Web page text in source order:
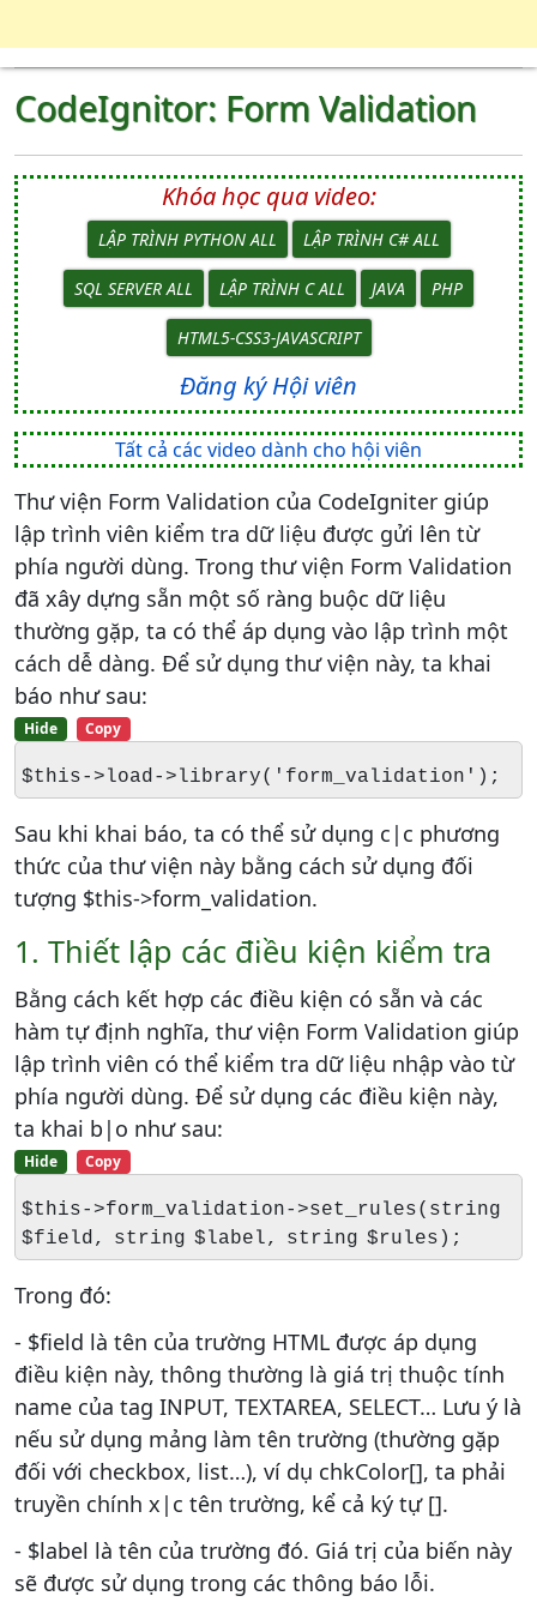
CodeIgnitor: Form Validation
Khóa học qua video:
LẬP TRÌNH PYTHON ALL LẬP TRÌNH C# ALL
SQL SERVER ALL LẬP TRÌNH C ALL JAVA PHP
HTML5-CSS3-JAVASCRIPT
Đăng ký Hội viên
Tất cả các video dành cho hội viên
Thư viện Form Validation của CodeIgniter giúp
lập trình viên kiểm tra dữ liệu được gửi lên từ
phía người dùng. Trong thư viện Form Validation
đã xây dựng sẵn một số ràng buộc dữ liệu
thường gặp, ta có thể áp dụng vào lập trình một
cách dễ dàng. Để sử dụng thư viện này, ta khai
báo như sau:
Hide Copy
$this->load->library('form_validation');
Sau khi khai báo, ta có thể sử dụng c|c phương
thức của thư viện này bằng cách sử dụng đối
tượng $this->form_validation.
1. Thiết lập các điều kiện kiểm tra
Bằng cách kết hợp các điều kiện có sẵn và các
hàm tự định nghĩa, thư viện Form Validation giúp
lập trình viên có thể kiểm tra dữ liệu nhập vào từ
phía người dùng. Để sử dụng các điều kiện này,
ta khai b|o như sau:
Hide Copy
$this->form_validation->set_rules(string
$field, string $label, string $rules);
Trong đó:
- $field là tên của trường HTML được áp dụng
điều kiện này, thông thường là giá trị thuộc tính
name của tag INPUT, TEXTAREA, SELECT… Lưu ý là
nếu sử dụng mảng làm tên trường (thường gặp
đối với checkbox, list…), ví dụ chkColor[], ta phải
truyền chính x|c tên trường, kể cả ký tự [].
- $label là tên của trường đó. Giá trị của biến này
sẽ được sử dụng trong các thông báo lỗi.